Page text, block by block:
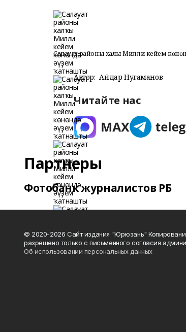
Салауат районы халҡы Милли кейем
Автор: Айдар Нугаманов
Читайте нас
Партнеры
Фотобанк журналистов РБ
© 2020-2026 Сайт издания "Юрюзань"
разрешено только с письменного согласия
Об использовании персональных данных